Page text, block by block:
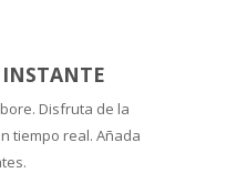
Disfruta de la
tiempo real. Añada